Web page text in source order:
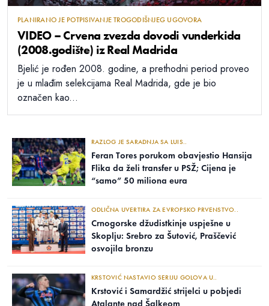
PLANIRANO JE POTPISIVANJE TROGODIŠNJEG UGOVORA
VIDEO – Crvena zvezda dovodi vunderkida
(2008.godište) iz Real Madrida
Bjelić je rođen 2008. godine, a prethodni period proveo
je u mlađim selekcijama Real Madrida, gde je bio
označen kao...
RAZLOG JE SARADNJA SA LUIS..
Feran Tores porukom obavjestio Hansija
Flika da želi transfer u PSŽ; Cijena je
“samo” 50 miliona eura
ODLIČNA UVERTIRA ZA EVROPSKO PRVENSTVO..
Crnogorske džudistkinje uspješne u
Skoplju: Srebro za Šutović, Praščević
osvojila bronzu
KRSTOVIĆ NASTAVIO SERIJU GOLOVA U..
Krstović i Samardžić strijelci u pobjedi
Atalante nad Šalkeom